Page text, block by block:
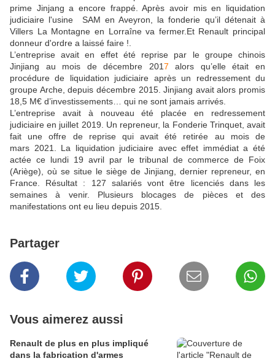
prime Jinjang a encore frappé. Après avoir mis en liquidation
judiciaire l'usine SAM en Aveyron, la fonderie qu’il détenait à
Villers La Montagne en Lorraîne va fermer.Et Renault principal
donneur d'ordre a laissé faire !.
L’entreprise avait en effet été reprise par le groupe chinois
Jinjiang au mois de décembre 2017 alors qu’elle était en
procédure de liquidation judiciaire après un redressement du
groupe Arche, depuis décembre 2015. Jinjiang avait alors promis
18,5 M€ d’investissements… qui ne sont jamais arrivés.
L’entreprise avait à nouveau été placée en redressement
judiciaire en juillet 2019. Un repreneur, la Fonderie Trinquet, avait
fait une offre de reprise qui avait été retirée au mois de
mars 2021. La liquidation judiciaire avec effet immédiat a été
actée ce lundi 19 avril par le tribunal de commerce de Foix
(Ariège), où se situe le siège de Jinjiang, dernier repreneur, en
France. Résultat : 127 salariés vont être licenciés dans les
semaines à venir. Plusieurs blocages de pièces et des
manifestations ont eu lieu depuis 2015.
Partager
Vous aimerez aussi
Renault de plus en plus impliqué
dans la fabrication d'armes